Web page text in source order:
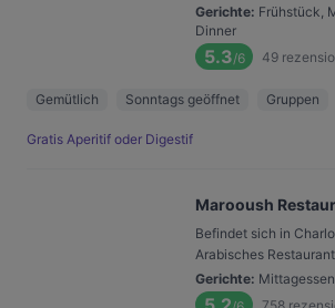
Gerichte: Frühstück,
Dinner
5.3/6 49
Gemütlich Sonntags geöffnet Gruppen
Gratis Aperitif oder Digestif
Marooush
Befindet sich in
Arabisches Restaurant
Gerichte:
758